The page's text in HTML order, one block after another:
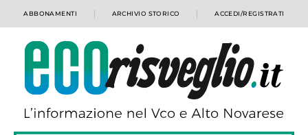
ABBONAMENTI ARCHIVIO STORICO ACCEDI/REGISTRATI